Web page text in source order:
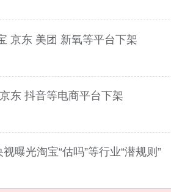
京东 美团 新氧等平台下架
东 抖音等电商平台下架
曝光淘宝“估吗”等行业“潜规则”